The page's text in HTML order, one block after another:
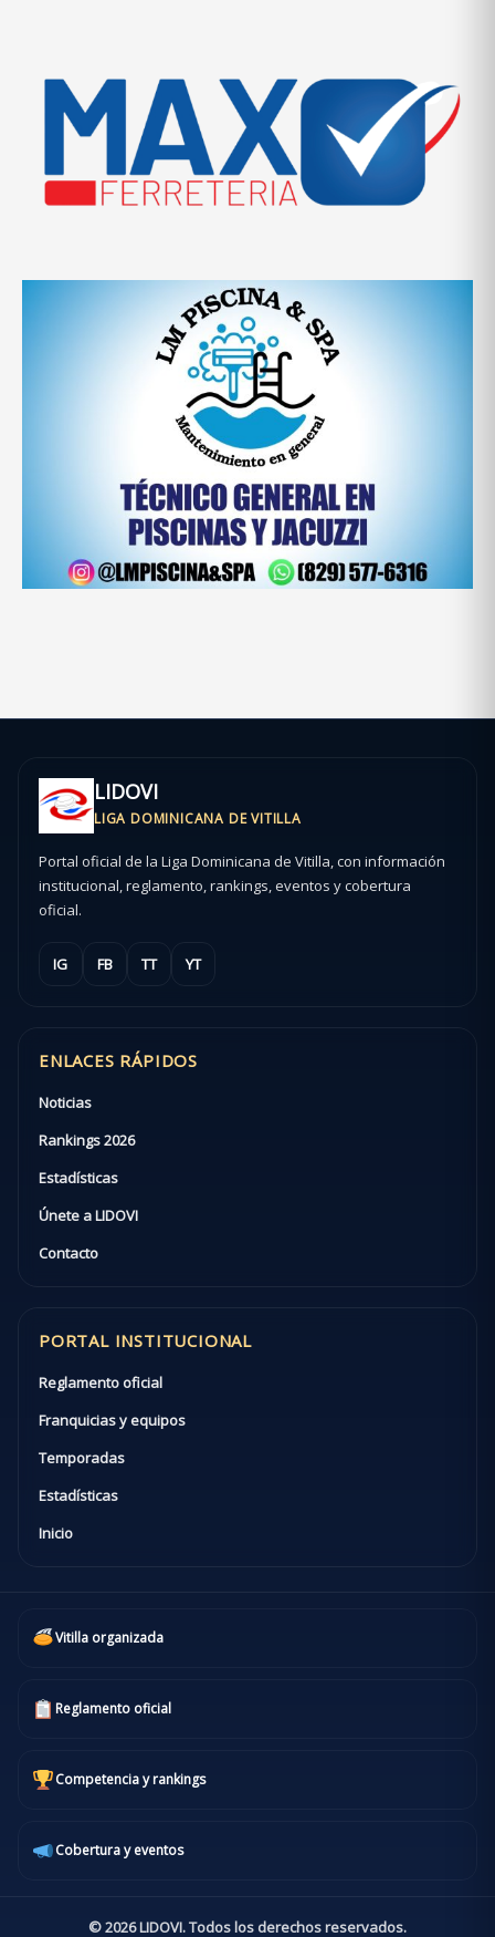
LIDOVI
LIGA DOMINICANA DE VITILLA
Portal oficial de la Liga Dominicana de Vitilla, con información
institucional, reglamento, rankings, eventos y cobertura
oficial.
IG FB TT YT
ENLACES RÁPIDOS
Noticias
Rankings 2026
Estadísticas
Únete a LIDOVI
Contacto
PORTAL INSTITUCIONAL
Reglamento oficial
Franquicias y equipos
Temporadas
Estadísticas
Inicio
Vitilla organizada
Reglamento oficial
Competencia y rankings
Cobertura y eventos
© 2026 LIDOVI. Todos los derechos reservados.